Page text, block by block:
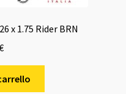
x 1.75 Rider BRN